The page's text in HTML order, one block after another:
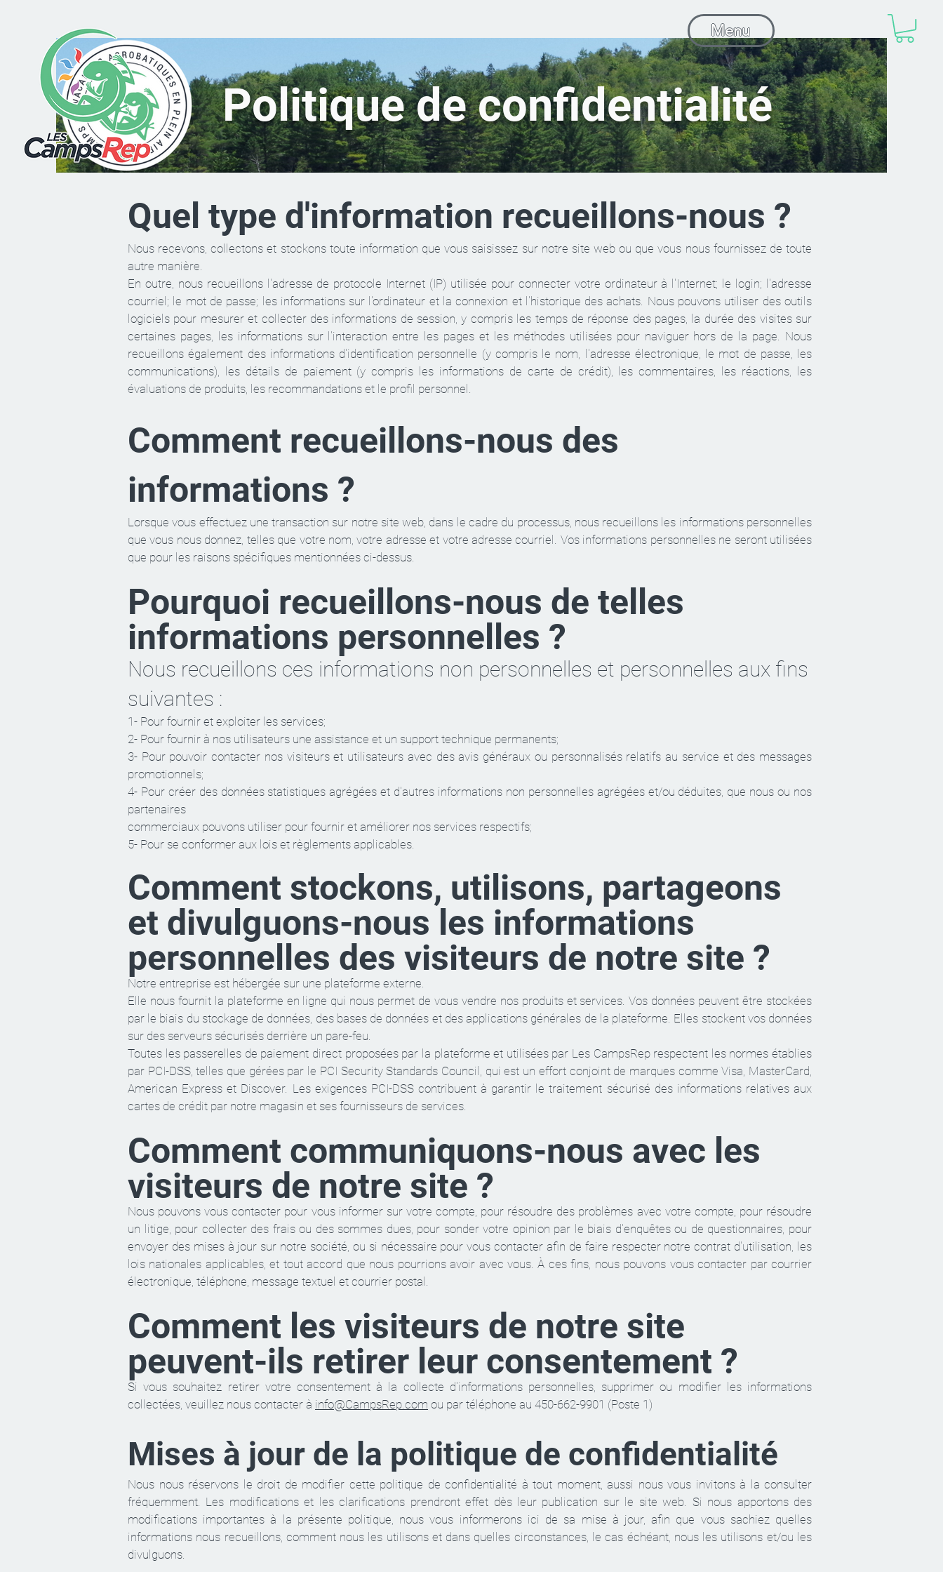
Menu
Politique de confidentialité
Quel type d'information recueillons-nous ?
Nous recevons, collectons et stockons toute information que vous saisissez sur notre site web ou que vous nous fournissez de toute
autre manière.
En outre, nous recueillons l'adresse de protocole Internet (IP) utilisée pour connecter votre ordinateur à l'Internet; le login; l'adresse
courriel; le mot de passe; les informations sur l'ordinateur et la connexion et l'historique des achats. Nous pouvons utiliser des outils
logiciels pour mesurer et collecter des informations de session, y compris les temps de réponse des pages, la durée des visites sur
certaines pages, les informations sur l'interaction entre les pages et les méthodes utilisées pour naviguer hors de la page. Nous
recueillons également des informations d'identification personnelle (y compris le nom, l'adresse électronique, le mot de passe, les
communications), les détails de paiement (y compris les informations de carte de crédit), les commentaires, les réactions, les
évaluations de produits, les recommandations et le profil personnel.
Comment recueillons-nous des
informations ?
Lorsque vous effectuez une transaction sur notre site web, dans le cadre du processus, nous recueillons les informations personnelles
que vous nous donnez, telles que votre nom, votre adresse et votre adresse courriel. Vos informations personnelles ne seront utilisées
que pour les raisons spécifiques mentionnées ci-dessus.
Pourquoi recueillons-nous de telles
informations personnelles ?
Nous recueillons ces informations non personnelles et personnelles aux fins
suivantes :
1- Pour fournir et exploiter les services;
2- Pour fournir à nos utilisateurs une assistance et un support technique permanents;
3- Pour pouvoir contacter nos visiteurs et utilisateurs avec des avis généraux ou personnalisés relatifs au service et des messages
promotionnels;
4- Pour créer des données statistiques agrégées et d'autres informations non personnelles agrégées et/ou déduites, que nous ou nos
partenaires
commerciaux pouvons utiliser pour fournir et améliorer nos services respectifs;
5- Pour se conformer aux lois et règlements applicables.
Comment stockons, utilisons, partageons
et divulguons-nous les informations
personnelles des visiteurs de notre site ?
Notre entreprise est hébergée sur une plateforme externe.
Elle nous fournit la plateforme en ligne qui nous permet de vous vendre nos produits et services. Vos données peuvent être stockées
par le biais du stockage de données, des bases de données et des applications générales de la plateforme. Elles stockent vos données
sur des serveurs sécurisés derrière un pare-feu.
Toutes les passerelles de paiement direct proposées par la plateforme et utilisées par Les CampsRep respectent les normes établies
par PCI-DSS, telles que gérées par le PCI Security Standards Council, qui est un effort conjoint de marques comme Visa, MasterCard,
American Express et Discover. Les exigences PCI-DSS contribuent à garantir le traitement sécurisé des informations relatives aux
cartes de crédit par notre magasin et ses fournisseurs de services.
Comment communiquons-nous avec les
visiteurs de notre site ?
Nous pouvons vous contacter pour vous informer sur votre compte, pour résoudre des problèmes avec votre compte, pour résoudre
un litige, pour collecter des frais ou des sommes dues, pour sonder votre opinion par le biais d'enquêtes ou de questionnaires, pour
envoyer des mises à jour sur notre société, ou si nécessaire pour vous contacter afin de faire respecter notre contrat d'utilisation, les
lois nationales applicables, et tout accord que nous pourrions avoir avec vous. À ces fins, nous pouvons vous contacter par courrier
électronique, téléphone, message textuel et courrier postal.
Comment les visiteurs de notre site
peuvent-ils retirer leur consentement ?
Si vous souhaitez retirer votre consentement à la collecte d'informations personnelles, supprimer ou modifier les informations
collectées, veuillez nous contacter à info@CampsRep.com ou par téléphone au 450-662-9901 (Poste 1)
Mises à jour de la politique de confidentialité
Nous nous réservons le droit de modifier cette politique de confidentialité à tout moment, aussi nous vous invitons à la consulter
fréquemment. Les modifications et les clarifications prendront effet dès leur publication sur le site web. Si nous apportons des
modifications importantes à la présente politique, nous vous informerons ici de sa mise à jour, afin que vous sachiez quelles
informations nous recueillons, comment nous les utilisons et dans quelles circonstances, le cas échéant, nous les utilisons et/ou les
divulguons.